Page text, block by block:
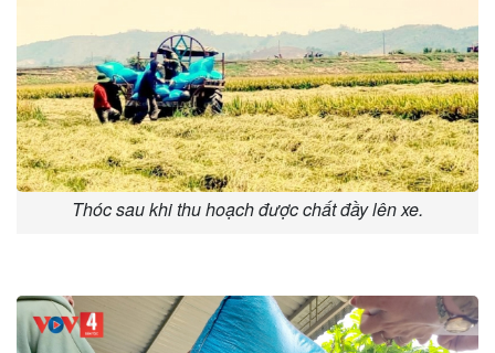
Thóc sau khi thu hoạch được chất đầy lên xe.